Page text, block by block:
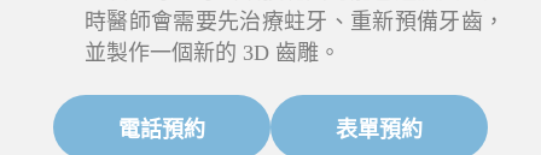
時醫師會需要先治療蛀牙、重新預備牙齒，
並製作一個新的 3D 齒雕。
電話預約 表單預約